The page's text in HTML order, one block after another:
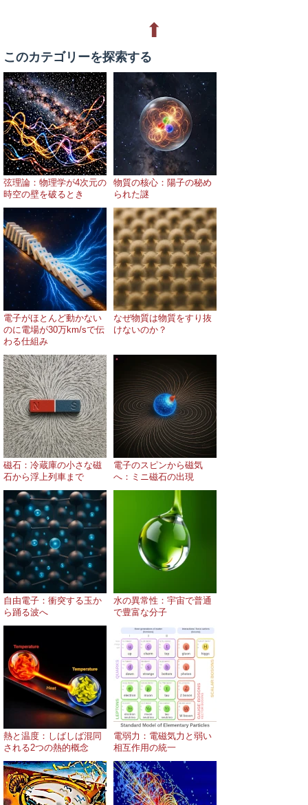
⬆
このカテゴリーを探索する
弦理論：物理学が4次元の
時空の壁を破るとき
物質の核心：陽子の秘め
られた謎
電子がほとんど動かない
のに電場が30万km/sで伝
わる仕組み
なぜ物質は物質をすり抜
けないのか？
磁石：冷蔵庫の小さな磁
石から浮上列車まで
電子のスピンから磁気
へ：ミニ磁石の出現
自由電子：衝突する玉か
ら踊る波へ
水の異常性：宇宙で普通
で豊富な分子
熱と温度：しばしば混同
される2つの熱的概念
電弱力：電磁気力と弱い
相互作用の統一